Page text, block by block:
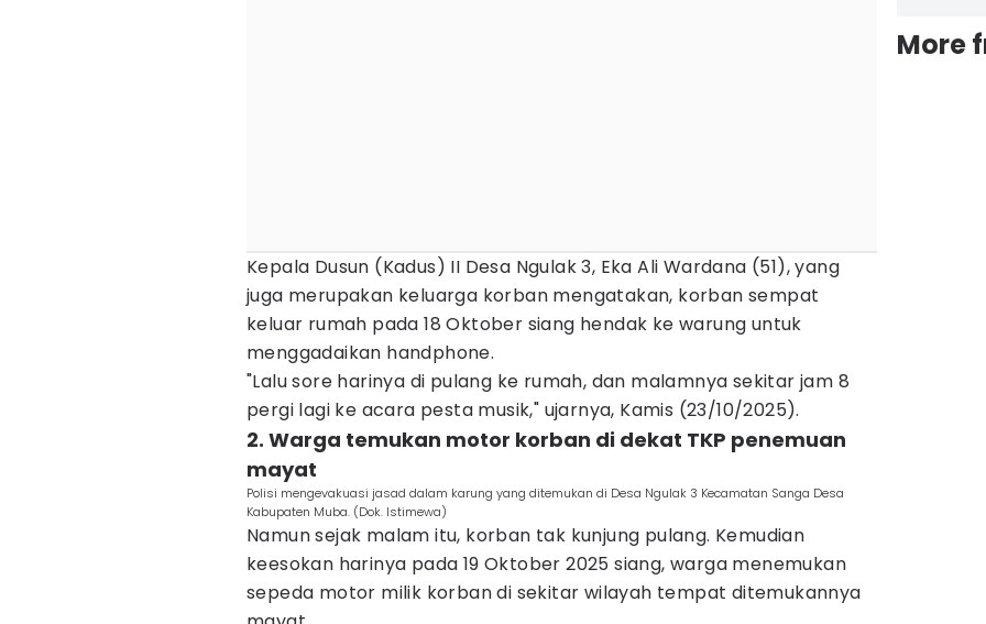
Kepala Dusun (Kadus) II Desa Ngulak 3, Eka Ali Wardana (51), yang
juga merupakan keluarga korban mengatakan, korban sempat
keluar rumah pada 18 Oktober siang hendak ke warung untuk
menggadaikan handphone.
"Lalu sore harinya di pulang ke rumah, dan malamnya sekitar jam 8
pergi lagi ke acara pesta musik," ujarnya, Kamis (23/10/2025).
2. Warga temukan motor korban di dekat TKP penemuan
mayat
Polisi mengevakuasi jasad dalam karung yang ditemukan di Desa Ngulak 3 Kecamatan Sanga Desa
Kabupaten Muba. (Dok. Istimewa)
Namun sejak malam itu, korban tak kunjung pulang. Kemudian
keesokan harinya pada 19 Oktober 2025 siang, warga menemukan
sepeda motor milik korban di sekitar wilayah tempat ditemukannya
More